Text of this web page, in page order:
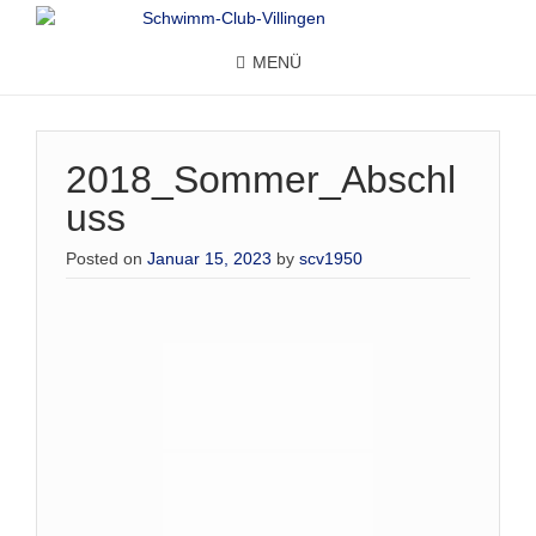
MENÜ
2018_Sommer_Abschl
uss
Posted on Januar 15, 2023 by scv1950